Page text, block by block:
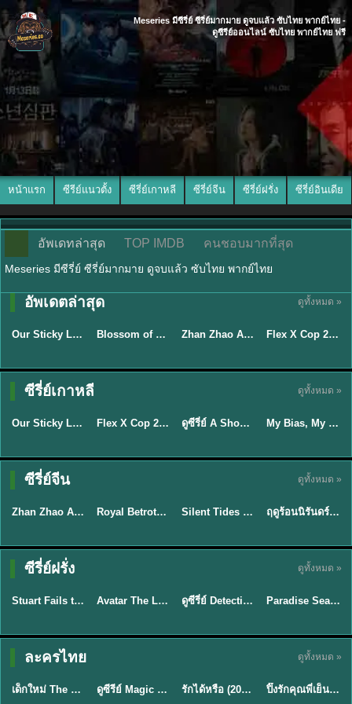
Meseries มีซีรี่ย์ ซีรี่ย์มากมาย ดูจบแล้ว ซับไทย พากย์ไทย -
ดูซีรีย์ออนไลน์ ซับไทย พากย์ไทย ฟรี
หน้าแรก ซีรีย์แนวตั้ง ซีรี่ย์เกาหลี ซีรี่ย์จีน ซีรี่ย์ฝรั่ง ซีรี่ย์อินเดีย
อัพเดทล่าสุด TOP IMDB คนชอบมากที่สุด
Meseries มีซีรี่ย์ ซีรี่ย์มากมาย ดูจบแล้ว ซับไทย พากย์ไทย
อัพเดตล่าสุด ดูทั้งหมด »
★6
ซับไทย
Our Sticky Love รักติดหนึบ (2026) พากย์ไทย ซับไทย EP.1-12 Blossom of Power (2026) บุหงาซ่อนคม พากย์ไทย ซับไทย EP1-36 ★5 Zhan Zhao Adventures จั่นเจาตะลุยยุทธภพ (2026) พากย์ไทย ซับไทย EP.1-37 (จบ) ★8
ซับไทย
Flex X Cop 2 คุณชายสายสืบ ซีซั่น 2 (2026) พากย์ไทย ซับไทย EP.1-14
ซีรี่ย์เกาหลี ดูทั้งหมด »
★6
ซับไทย
Our Sticky Love รักติดหนึบ (2026) พากย์ไทย ซับไทย EP.1-12 ★8 Flex X Cop 2 คุณชายสายสืบ ซีซั่น 2 (2026) พากย์ไทย ซับไทย EP.1-14 ★8 EP.16ดูซีรี่ย์ A Shop for Killers 2 ร้านลับนักฆ่า ซีซัน 2 (2026) ซับไทย-พากย์ไทย
ซับไทย
My Bias, My Boss เมื่อเมนฉันเป็นประธานบริษัท (2026) พากย์ไทย ซับไทย EP.1-12
ซีรี่ย์จีน ดูทั้งหมด »
★5
พากย์ไทย
Zhan Zhao Adventures จั่นเจาตะลุยยุทธภพ (2026) พากย์ไทย ซับไทย EP.1-37 (จบ) ★9 Royal Betrothal (2026) สัญญาวิวาห์แห่งราชวงศ์ พากย์ไทย ซับไทย EP1-32 ★9.5 Silent Tides คลื่นลมลวง (2025) พากย์ไทย ซับไทย EP.1-31 ★8.8
พากย์ไทย
ฤดูร้อนนิรันดร์ (2026) Never-Ending Summer พากย์ไทย EP.1-29
ซีรี่ย์ฝรั่ง ดูทั้งหมด »
★9.3
พากย์ไทย
Stuart Fails to Save the Universe สจ๊วตล่มแผนกู้จักรวาล (2026) พากย์ไทย ซับไทย EP.1-10 ★7.8 EP.7Avatar The Last Airbender 2 เณรน้อยเจ้าอภินิหาร พากย์ไทย EP.9ดูซีรี่ย์ Detective Hole (2026) พากย์ไทย HD ฟรี อัปเดตล่าสุด Netflix EP.8
พากย์ไทย
Paradise Season 2 (2026) พากย์ไทย EP1-8 ดูซีรี่ย์ฝรั่ง HD ครบทุกตอน
ละครไทย ดูทั้งหมด »
★ 8 EP.6
พากย์ไทย
เด็กใหม่ The Reset 2026 EP1-6 พากย์ไทย ดูซีรี่ย์ Netflix ล่าสุด HD ดูซีรีย์ Magic Move (2026) ทำนายทายรัก Thai EP.1-10 HD รักได้หรือ (2026) YOUNG Let's Begin Again พากย์ไทย EP.1-19 ★8
พากย์ไทย
ปิ๊งรักคุณพี่เย็นชา (2026) Frozen Valentine EP.1-10 (จบ)